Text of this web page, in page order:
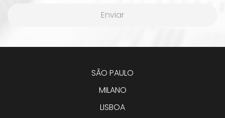
Enviar
SÃO PAULO
MILANO
LISBOA